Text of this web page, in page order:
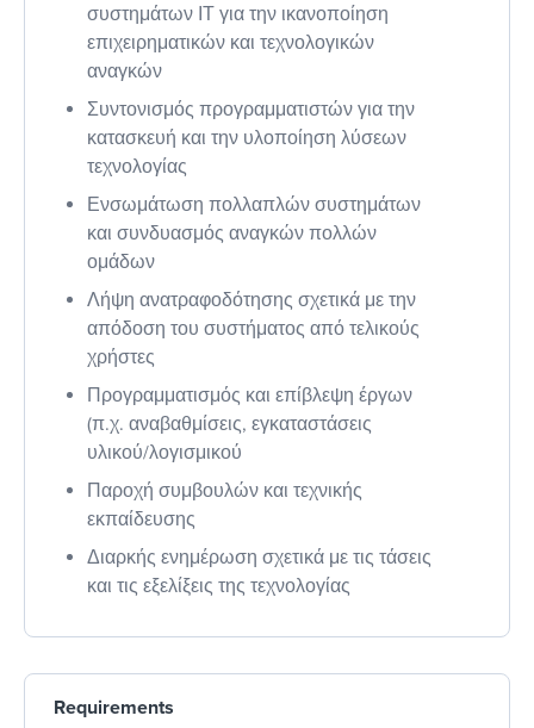
συστημάτων ΙΤ για την ικανοποίηση
επιχειρηματικών και τεχνολογικών
αναγκών
Συντονισμός προγραμματιστών για την
κατασκευή και την υλοποίηση λύσεων
τεχνολογίας
Ενσωμάτωση πολλαπλών συστημάτων
και συνδυασμός αναγκών πολλών
ομάδων
Λήψη ανατραφοδότησης σχετικά με την
απόδοση του συστήματος από τελικούς
χρήστες
Προγραμματισμός και επίβλεψη έργων
(π.χ. αναβαθμίσεις, εγκαταστάσεις
υλικού/λογισμικού
Παροχή συμβουλών και τεχνικής
εκπαίδευσης
Διαρκής ενημέρωση σχετικά με τις τάσεις
και τις εξελίξεις της τεχνολογίας
Requirements